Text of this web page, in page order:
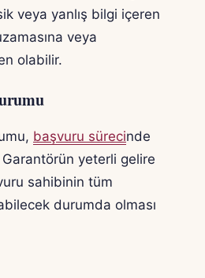
veya yanlış bilgi içeren
veya
olabilir.
başvuru sürecinde
yeterli gelire
sahibinin tüm
durumda olması